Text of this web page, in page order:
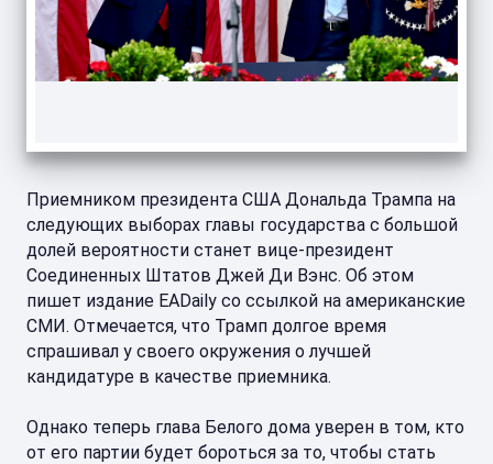
Приемником президента США Дональда Трампа на
следующих выборах главы государства с большой
долей вероятности станет вице-президент
Соединенных Штатов Джей Ди Вэнс. Об этом
пишет издание EADaily со ссылкой на американские
СМИ. Отмечается, что Трамп долгое время
спрашивал у своего окружения о лучшей
кандидатуре в качестве приемника.
Однако теперь глава Белого дома уверен в том, кто
от его партии будет бороться за то, чтобы стать